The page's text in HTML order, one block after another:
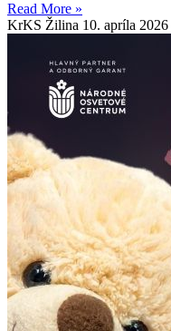
Read More »
KrKS Žilina 10. apríla 2026